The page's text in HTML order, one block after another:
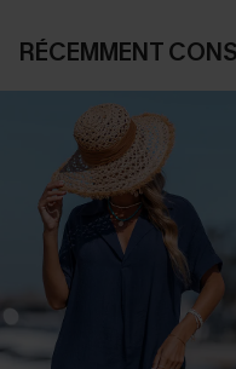
RÉCEMMENT